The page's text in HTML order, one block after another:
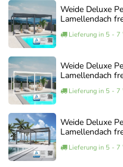
Unser Aufbauservice wird
durchgeführt, die eigens
Produkte bestens kennen.
die Fundamentarbeiten,
müssen und Ihre Pergola
genommen wird.
So erhalten Sie eine
fachgerechten Aufbau.
Über unseren Service-
unverbindlich ein Angebot
Weide Deluxe
Lamellendach
Lieferung in 5 - 7
Weide Deluxe
Lamellendach
Lieferung in 5 - 7
Weide Deluxe
Lamellendach
Lieferung in 5 - 7